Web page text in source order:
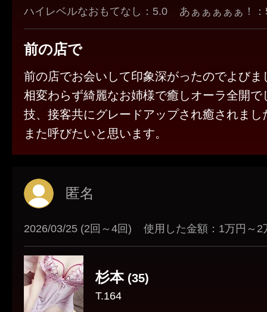
ハイレベルなおもてなし：5.0
あぁぁぁぁぁ！
前の店で
前の店でお会いして印象深がったのでよびま
相変わらず綺麗なお姉様で癒しオーラ全開で
技、接客共にグレードアップされ癒されまし
また呼びたいと思います。
匿名
2026/03/25 (2回～4回) 使用した金額：1万円～2
杉本(35)
T.164